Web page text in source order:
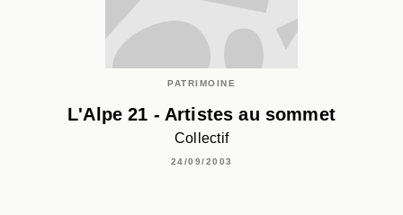
PATRIMOINE
L'Alpe 21 - Artistes au sommet
Collectif
24/09/2003